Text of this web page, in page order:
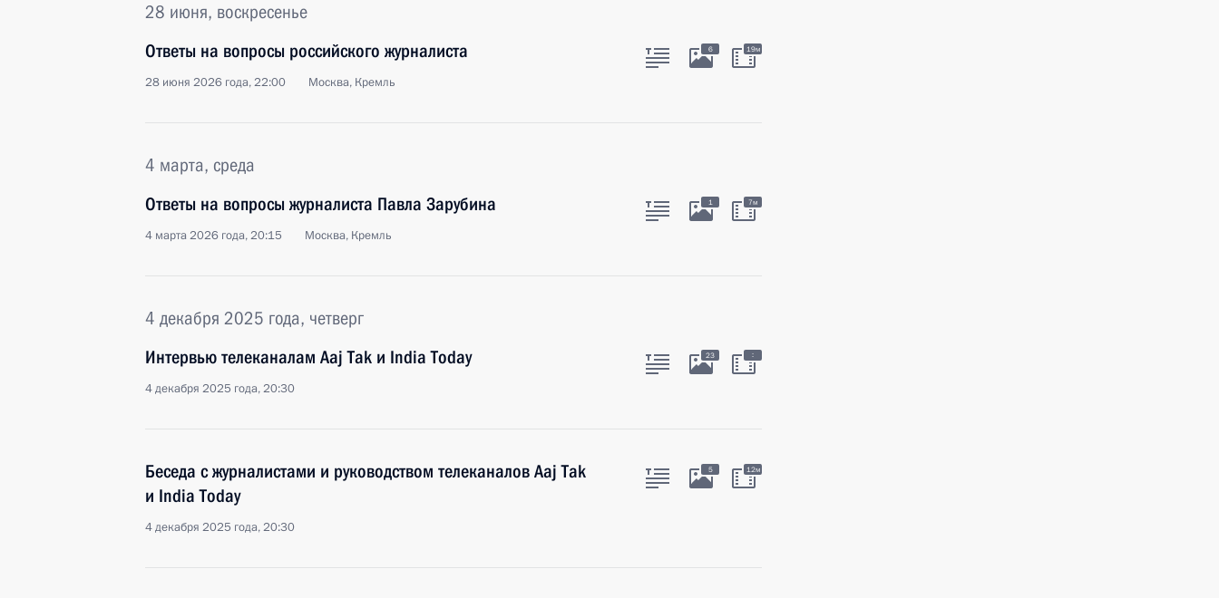
28 июня, воскресенье
Ответы на вопросы российского журналиста
28 июня 2026 года, 22:00 Москва, Кремль
6 19м
4 марта, среда
Ответы на вопросы журналиста Павла Зарубина
4 марта 2026 года, 20:15 Москва, Кремль
1 7м
4 декабря 2025 года, четверг
Интервью телеканалам Aaj Tak и India Today
4 декабря 2025 года, 20:30
23 :
Беседа с журналистами и руководством телеканалов Aaj Tak
и India Today
4 декабря 2025 года, 20:30
5 12м